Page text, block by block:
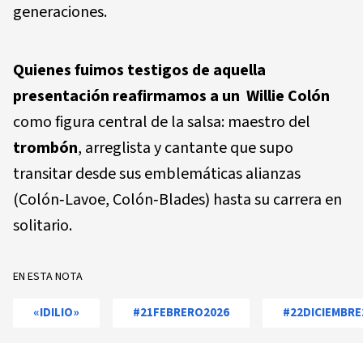
generaciones.
Quienes fuimos testigos de aquella
presentación reafirmamos a un Willie Colón
como figura central de la salsa: maestro del
trombón, arreglista y cantante que supo
transitar desde sus emblemáticas alianzas
(Colón‑Lavoe, Colón‑Blades) hasta su carrera en
solitario.
EN ESTA NOTA
«IDILIO» #21FEBRERO2026